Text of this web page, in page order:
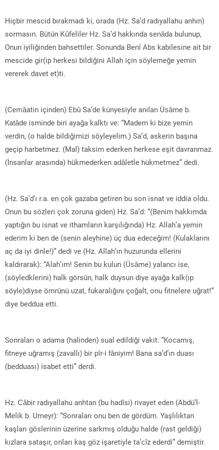
Hiçbir mescid bırakmadı ki, orada (Hz. Sa’d radıyallahu anhın)
sormasın. Bütün Kûfeliler Hz. Sa’d hakkında senâda bulunup,
Onun iyiliğinden bahsettiler. Sonunda Benî Abs kabilesine ait bir
mescide gir(ip herkesi bildiğini Allah için söylemeğe yemin
vererek davet et)ti.
(Cemâatin içinden) Ebû Sa’de künyesiyle anılan Üsâme b.
Katâde isminde biri ayağa kalktı ve: “Madem ki bize yemin
verdin, (o halde bildiğimizi söyleyelim.) Sa’d, askerin başına
geçip harbetmez. (Mal) taksim ederken herkese eşit davranmaz.
(İnsanlar arasında) hükmederken adâletle hükmetmez” dedi.
(Hz. Sa’d’ı r.a. en çok gazaba getiren bu son isnat ve iddia oldu.
Onun bu sözleri çok zoruna giden) Hz. Sa’d: “(Benim hakkımda
yaptığın bu isnat ve ithamların karşılığında) Hz. Allah’a yemin
ederim ki ben de (senin aleyhine) üç dua edeceğim! (Kulaklarını
aç da iyi dinle!)” dedi ve (Hz. Allah’ın huzurunda ellerini
kaldırarak): “Alah’ım! Senin bu kulun (Üsâme) yalancı ise,
(söyledklerini) halk görsün, halk duysun diye ayağa kalk(ıp
söyle)diyse ömrünü uzat, fukaralığını çoğalt, onu fitnelere uğrat!”
diye beddua etti.
Sonraları o adama (halinden) sual edildiği vakit: “Kocamış,
fitneye uğramış (zavallı) bir pîr-i fâniyim! Bana sa’d’ın duası
(bedduası) isabet etti” derdi.
Hz. Câbir radıyallahu anhtan (bu hadîsi) rivayet eden (Abdü’l-
Melik b. Umeyr): “Sonraları onu ben de gördüm. Yaşlılıktan
kaşları göslerinin üzerine sarkmış olduğu halde (rast geldiği)
kızlara sataşır, onları kaş göz işaretiyle ta’cîz ederdi” demiştir.